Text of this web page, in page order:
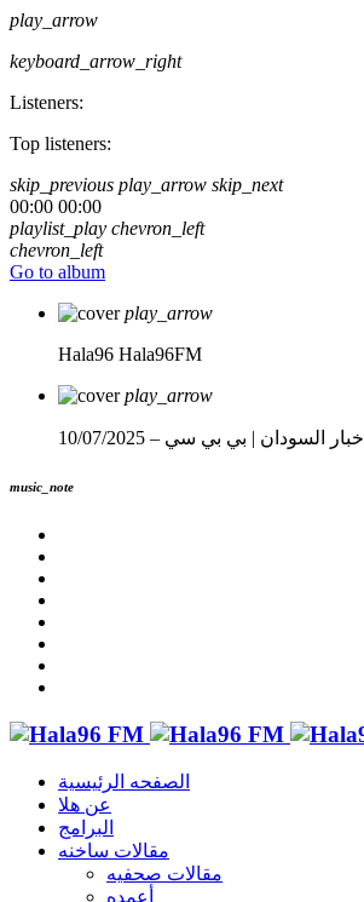
play_arrow
keyboard_arrow_right
Listeners:
Top listeners:
skip_previous play_arrow skip_next
00:00 00:00
playlist_play chevron_left
chevron_left
Go to album
play_arrow
Hala96 Hala96FM
play_arrow
أخبار السودان | بي بي سي – 10/07/2025
music_note
الصفحه الرئيسية
عن هلا
البرامج
مقالات ساخنه
مقالات صحفيه
أعمده